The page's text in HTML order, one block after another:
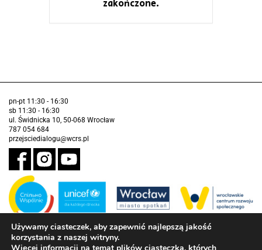
zakończone.
pn-pt 11:30 - 16:30
sb 11:30 - 16:30
ul. Świdnicka 10, 50-068 Wrocław
787 054 684
przejsciedialogu@wcrs.pl
Zadanie realizowane ze środków Gminy Wrocław w partnerstwie z
Funduszem Narodów Zjednoczonych na Rzecz Dzieci (UNICEF)
Używamy ciasteczek, aby zapewnić najlepszą jakość
korzystania z naszej witryny.